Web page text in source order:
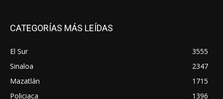
CATEGORÍAS MÁS LEÍDAS
El Sur
3555
Sinaloa
2347
Mazatlán
1715
Policiaca
1396